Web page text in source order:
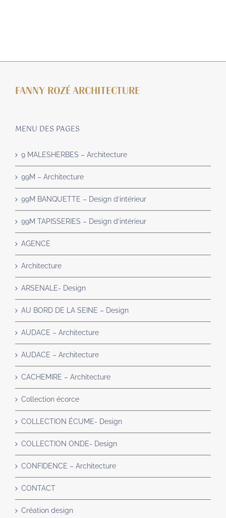
FANNY ROZÉ ARCHITECTURE
MENU DES PAGES
9 MALESHERBES – Architecture
99M – Architecture
99M BANQUETTE – Design d’intérieur
99M TAPISSERIES – Design d’intérieur
AGENCE
Architecture
ARSENALE- Design
AU BORD DE LA SEINE – Design
AUDACE – Architecture
AUDACE – Architecture
CACHEMIRE – Architecture
Collection écorce
COLLECTION ÉCUME- Design
COLLECTION ONDE- Design
CONFIDENCE – Architecture
CONTACT
Création design